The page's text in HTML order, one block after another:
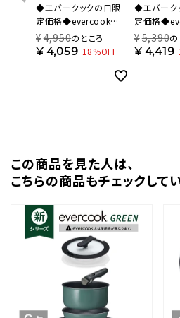
◆エバークックの日限
定価格◆evercook
GREEN(エバークック
グリーン) IH対応 フライ
¥4,950のところ
¥4,059 18%OFF
◆エバーク
定価格
GREEN(エ
グリーン)
¥5,390の
¥4,419
この商品を⾒た⼈は、
こちらの商品もチェックして